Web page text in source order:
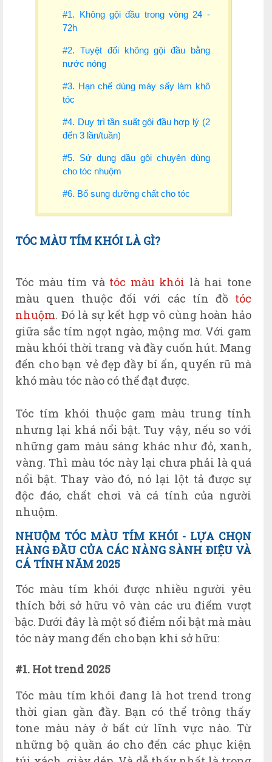
#1. Không gội đầu trong vòng 24 -
72h
#2. Tuyệt đối không gội đầu bằng
nước nóng
#3. Hạn chế dùng máy sấy làm khô
tóc
#4. Duy trì tần suất gội đầu hợp lý (2
đến 3 lần/tuần)
#5. Sử dụng dầu gội chuyên dùng
cho tóc nhuộm
#6. Bổ sung dưỡng chất cho tóc
TÓC MÀU TÍM KHÓI LÀ GÌ?
Tóc màu tím và tóc màu khói là hai tone
màu quen thuộc đối với các tín đồ tóc
nhuộm. Đó là sự kết hợp vô cùng hoàn hảo
giữa sắc tím ngọt ngào, mộng mơ. Với gam
màu khói thời trang và đầy cuốn hút. Mang
đến cho bạn vẻ đẹp đầy bí ẩn, quyến rũ mà
khó màu tóc nào có thể đạt được.
Tóc tím khói thuộc gam màu trung tính
nhưng lại khá nổi bật. Tuy vậy, nếu so với
những gam màu sáng khác như đỏ, xanh,
vàng. Thì màu tóc này lại chưa phải là quá
nổi bật. Thay vào đó, nó lại lột tả được sự
độc đáo, chất chơi và cá tính của người
nhuộm.
NHUỘM TÓC MÀU TÍM KHÓI - LỰA CHỌN
HÀNG ĐẦU CỦA CÁC NÀNG SÀNH ĐIỆU VÀ
CÁ TÍNH NĂM 2025
Tóc màu tím khói được nhiều người yêu
thích bởi sở hữu vô vàn các ưu điểm vượt
bậc. Dưới đây là một số điểm nổi bật mà màu
tóc này mang đến cho bạn khi sở hữu:
#1. Hot trend 2025
Tóc màu tím khói đang là hot trend trong
thời gian gần đầy. Bạn có thể trông thấy
tone màu này ở bất cứ lĩnh vực nào. Từ
những bộ quần áo cho đến các phục kiện